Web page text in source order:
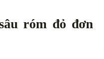
róm đỏ đơn